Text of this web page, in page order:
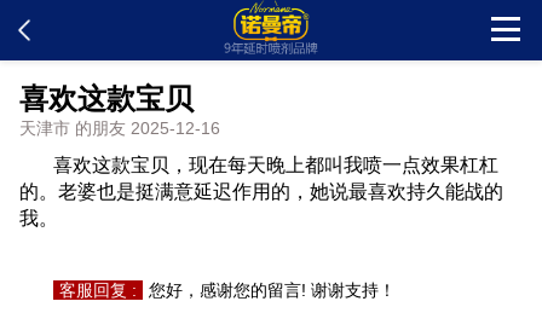
新闻中心
喜欢这款宝贝
天津市 的朋友 2025-12-16
喜欢这款宝贝，现在每天晚上都叫我喷一点效果杠杠
的。老婆也是挺满意延迟作用的，她说最喜欢持久能战的
我。
客服回复 : 您好，感谢您的留言! 谢谢支持！